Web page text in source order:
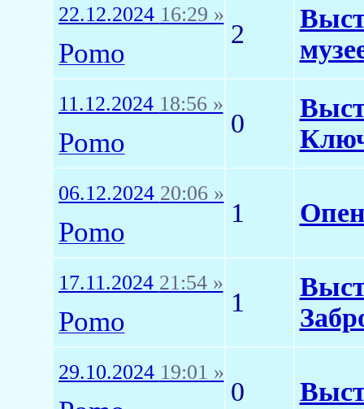
22.12.2024 16:29 »
Pomo
2
11.12.2024 18:56 »
Pomo
0
06.12.2024 20:06 »
Pomo
1
17.11.2024 21:54 »
Pomo
1
29.10.2024 19:01 »
0